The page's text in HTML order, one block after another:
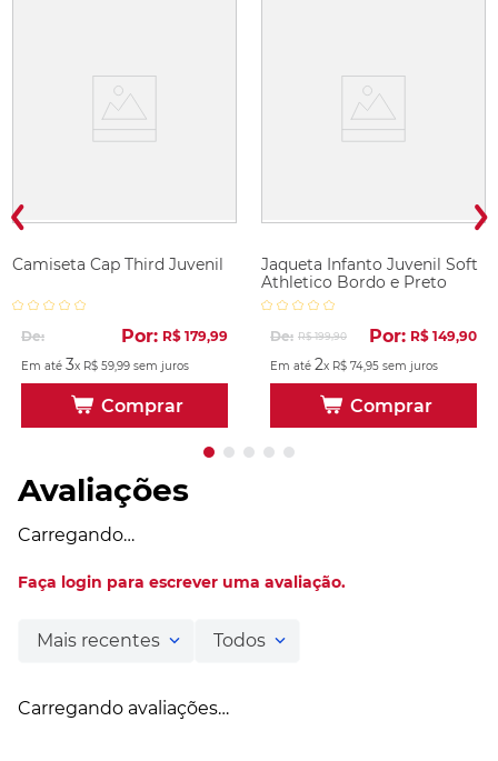
Camiseta Cap Third Juvenil
De: Por: R$ 179,99
Em até 3x R$ 5999 sem juros
Comprar
Jaqueta Infanto Juvenil Soft
Athletico Bordo e Preto
De: R$199,90 Por: R$ 149,90
Em até 2x R$ 7495 sem juros
Comprar
Avaliações
Carregando…
Faça login para escrever uma avaliação.
Mais recentes Todos
Carregando avaliações…